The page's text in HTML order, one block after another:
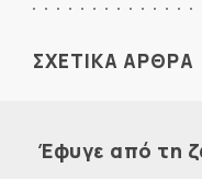
ΣΧΕΤΙΚΑ ΑΡΘΡΑ
Έφυγε από τη